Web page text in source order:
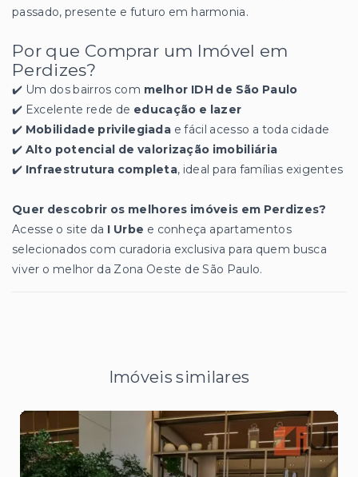
passado, presente e futuro em harmonia.
Por que Comprar um Imóvel em
Perdizes?
✔️ Um dos bairros com melhor IDH de São Paulo
✔️ Excelente rede de educação e lazer
✔️ Mobilidade privilegiada e fácil acesso a toda cidade
✔️ Alto potencial de valorização imobiliária
✔️ Infraestrutura completa, ideal para famílias exigentes
Quer descobrir os melhores imóveis em Perdizes?
Acesse o site da I Urbe e conheça apartamentos
selecionados com curadoria exclusiva para quem busca
viver o melhor da Zona Oeste de São Paulo.
Imóveis similares